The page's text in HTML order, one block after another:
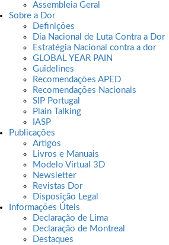
Assembleia Geral
Sobre a Dor
Definições
Dia Nacional de Luta Contra a Dor
Estratégia Nacional contra a dor
GLOBAL YEAR PAIN
Guidelines
Recomendações APED
Recomendações Nacionais
SIP Portugal
Plain Talking
IASP
Publicações
Artigos
Livros e Manuais
Modelo Virtual 3D
Newsletter
Revistas Dor
Disposição Legal
Informações Úteis
Declaração de Lima
Declaração de Montreal
Destaques
Dor
Minha Dor 2026